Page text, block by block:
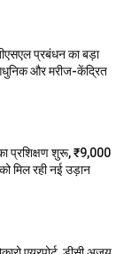
प्रबंधन का बड़ा
और मरीज-केंद्रित
प्रशिक्षण शुरू, ₹9,000
मिल रही नई उड़ान